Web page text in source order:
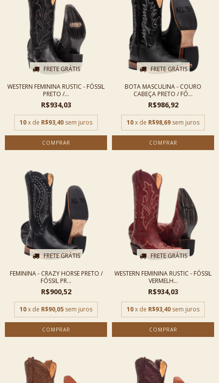
FRETE GRÁTIS
WESTERN FEMININA RUSTIC - FÓSSIL
PRETO /...
R$934,03
10x de R$93,40 sem juros
COMPRAR
FRETE GRÁTIS
BOTA MASCULINA - COURO
CABEÇA PRETO / FÓ...
R$986,92
10x de R$98,69 sem juros
COMPRAR
FRETE GRÁTIS
FEMININA - CRAZY HORSE PRETO /
FÓSSIL PR...
R$900,52
10x de R$90,05 sem juros
COMPRAR
FRETE GRÁTIS
WESTERN FEMININA RUSTIC - FÓSSIL
VERMELH...
R$934,03
10x de R$93,40 sem juros
COMPRAR